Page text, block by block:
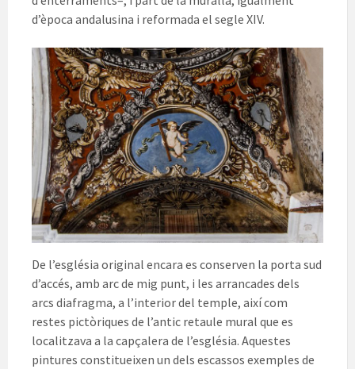
d’època andalusina i reformada el segle XIV.
De l’església original encara es conserven la porta sud
d’accés, amb arc de mig punt, i les arrancades dels
arcs diafragma, a l’interior del temple, així com
restes pictòriques de l’antic retaule mural que es
localitzava a la capçalera de l’església. Aquestes
pintures constitueixen un dels escassos exemples de